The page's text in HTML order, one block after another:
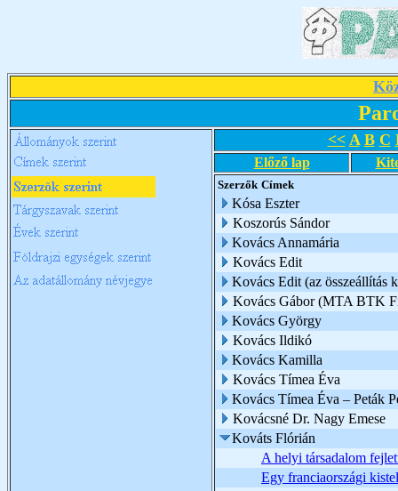
<< A B C
Előző lap
Szerzők Címek
Kósa Eszter
Koszorús Sándor
Kovács Annamária
Kovács Edit
Kovács Edit (az összeállítás
Kovács Gábor (MTA BTK
Kovács György
Kovács Ildikó
Kovács Kamilla
Kovács Tímea Éva
Kovács Tímea Éva – Peták
Kovácsné Dr. Nagy Emese
Kováts Flórián
A helyi társadalom
Egy franciaországi